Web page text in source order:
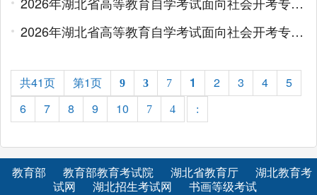
2026年湖北省高等教育自学考试面向社会开考专业实践性环节考核安排通告
共41页 第1页 9 3 7 1 2 3 4
5
6
7 8 9 10 7 4 :
教育部 教育部教育考试院 湖北省教育厅
湖北教育考
试网
湖北招生考试网 书画等级考试